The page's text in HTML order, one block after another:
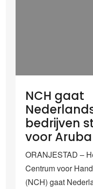
NCH gaat
bedrijven
voor Aruba
ORANJESTAD –
Centrum voor
(NCH) gaat